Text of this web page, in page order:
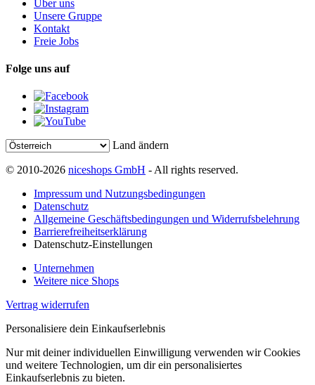
Über uns
Unsere Gruppe
Kontakt
Freie Jobs
Folge uns auf
Land ändern
© 2010-2026 niceshops GmbH - All rights reserved.
Impressum und Nutzungsbedingungen
Datenschutz
Allgemeine Geschäftsbedingungen und Widerrufsbelehrung
Barrierefreiheitserklärung
Datenschutz-Einstellungen
Unternehmen
Weitere nice Shops
Vertrag widerrufen
Personalisiere dein Einkaufserlebnis
Nur mit deiner individuellen Einwilligung verwenden wir Cookies
und weitere Technologien, um dir ein personalisiertes
Einkaufserlebnis zu bieten.